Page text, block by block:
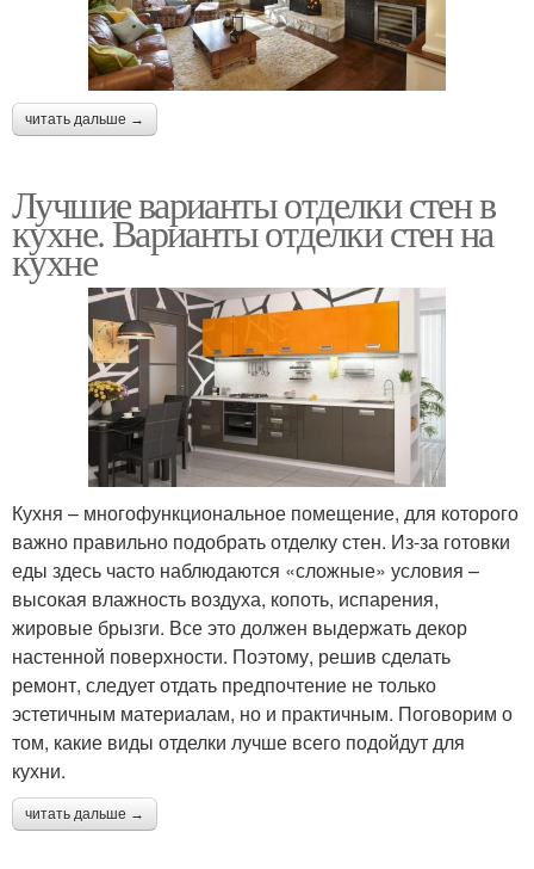
читать дальше →
Лучшие варианты отделки стен в
кухне. Варианты отделки стен на
кухне
Кухня – многофункциональное помещение, для которого
важно правильно подобрать отделку стен. Из-за готовки
еды здесь часто наблюдаются «сложные» условия –
высокая влажность воздуха, копоть, испарения,
жировые брызги. Все это должен выдержать декор
настенной поверхности. Поэтому, решив сделать
ремонт, следует отдать предпочтение не только
эстетичным материалам, но и практичным. Поговорим о
том, какие виды отделки лучше всего подойдут для
кухни.
читать дальше →